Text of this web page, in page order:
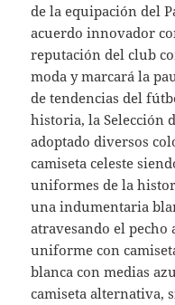
de la equipación del
acuerdo innovador
reputación del club
moda y marcará la
de tendencias del
historia, la Selección
adoptado diversos
camiseta celeste
uniformes de la
una indumentaria
atravesando el
uniforme con
blanca con medias
camiseta alternativa,